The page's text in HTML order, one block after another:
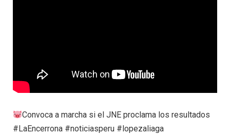
Convoca a marcha si el JNE proclama los resultados
#LaEncerrona #noticiasperu #lopezaliaga